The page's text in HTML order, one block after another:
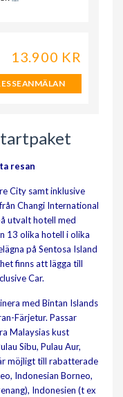
13.900 KR
resan
City samt inklusive
Changi International
utvalt hotell med
13 olika hotell i olika
på Sentosa Island
finns att lägga till
Car.
med Bintan Islands
Färjetur. Passar
Malaysias kust
Sibu, Pulau Aur,
möjligt till rabatterade
Indonesian Borneo,
Indonesien (t ex